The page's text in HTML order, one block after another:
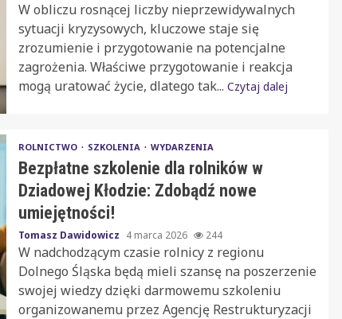
W obliczu rosnącej liczby nieprzewidywalnych
sytuacji kryzysowych, kluczowe staje się
zrozumienie i przygotowanie na potencjalne
zagrożenia. Właściwe przygotowanie i reakcja
mogą uratować życie, dlatego tak... Czytaj dalej
ROLNICTWO SZKOLENIA WYDARZENIA
Bezpłatne szkolenie dla rolników w
Dziadowej Kłodzie: Zdobądź nowe
umiejętności!
Tomasz Dawidowicz 4 marca 2026 244
W nadchodzącym czasie rolnicy z regionu
Dolnego Śląska będą mieli szansę na poszerzenie
swojej wiedzy dzięki darmowemu szkoleniu
organizowanemu przez Agencję Restrukturyzacji